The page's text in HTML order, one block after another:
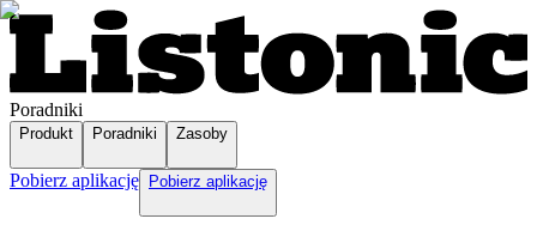
Poradniki
Produkt Poradniki Zasoby
Pobierz aplikację Pobierz aplikację